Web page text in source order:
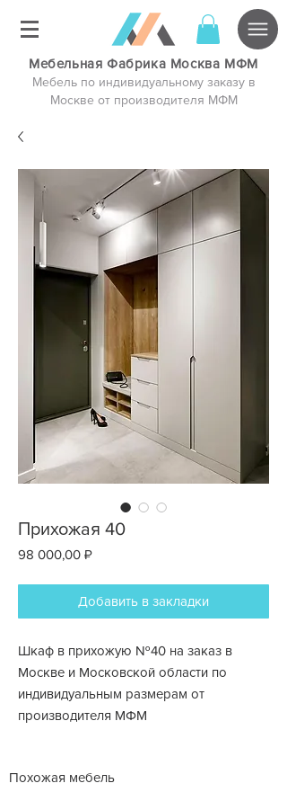
Мебельная Фабрика Москва МФМ
Мебель по индивидуальному заказу в
Москве от производителя МФМ
Прихожая 40
98 000,00 ₽Цена
Добавить в закладки
Шкаф в прихожую №40 на заказ в
Москве и Московской области по
индивидуальным размерам от
производителя МФМ
Похожая мебель